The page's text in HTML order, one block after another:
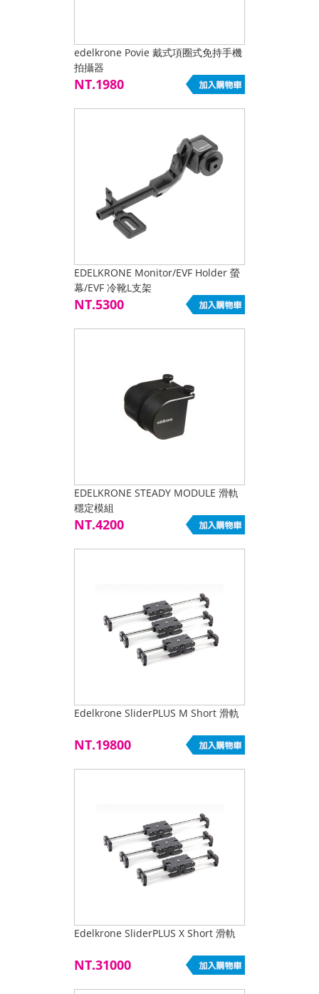
edelkrone Povie 戴式項圈式免持手機
拍攝器
NT.1980
EDELKRONE Monitor/EVF Holder 螢
幕/EVF 冷靴L支架
NT.5300
EDELKRONE STEADY MODULE 滑軌
穩定模組
NT.4200
Edelkrone SliderPLUS M Short 滑軌
NT.19800
Edelkrone SliderPLUS X Short 滑軌
NT.31000